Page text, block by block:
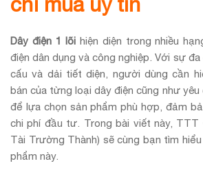
Dây điện 1 lõihiện diện trong nhiều
điện dân dụng và công nghiệp. Với sự
cấu và dải tiết diện, người dùng cần
bán của từng loại dây điện cũng như
để lựa chọn sản phẩm phù hợp, đảm
chi phí đầu tư. Trong bài viết này, TTT
Tài Trường Thành) sẽ cùng bạn tìm
phẩm này.